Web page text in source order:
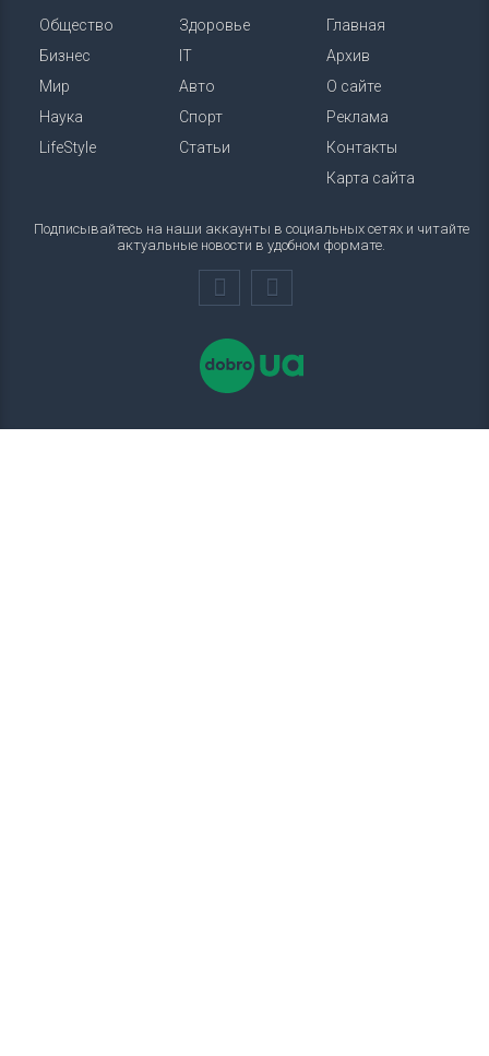
Общество
Бизнес
Мир
Наука
LifeStyle
Здоровье
IT
Авто
Спорт
Статьи
Главная
Архив
О сайте
Реклама
Контакты
Карта сайта
Подписывайтесь на наши аккаунты в социальных сетях и читайте
актуальные новости в удобном формате.